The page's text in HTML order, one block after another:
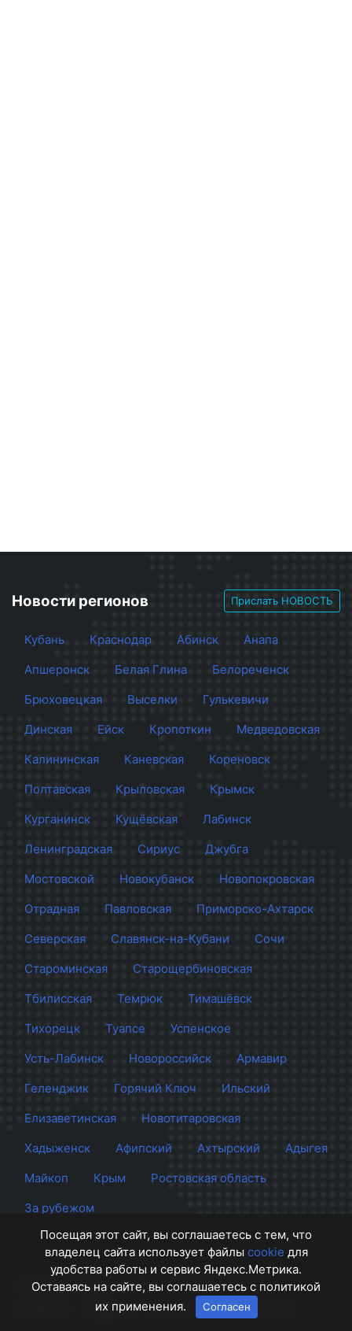
Новости регионов Прислать НОВОСТЬ
Кубань Краснодар Абинск
Анапа
Апшеронск
Белая Глина
Белореченск
Брюховецкая
Выселки
Гулькевичи
Динская
Ейск Кропоткин
Медведовская
Калининская
Каневская
Кореновск
Полтавская
Крыловская
Крымск
Курганинск
Кущёвская
Лабинск
Ленинградская
Сириус
Джубга
Мостовской
Новокубанск
Новопокровская
Отрадная
Павловская
Приморско-Ахтарск
Северская
Славянск-на-Кубани
Сочи
Староминская
Старощербиновская
Тбилисская
Темрюк
Тимашёвск
Тихорецк
Туапсе
Успенское
Усть-Лабинск
Новороссийск
Армавир
Геленджик
Горячий Ключ
Ильский
Елизаветинская
Новотитаровская
Хадыженск
Афипский Ахтырский
Адыгея
Майкоп
Крым
Ростовская область
За рубежом
Сайт Краснодара
© 2012 - 2026 СМИ Кубани
Правила Контакты Напишите нам
Посещая этот сайт, вы соглашаетесь с тем, что
владелец сайта использует файлы cookie для
удобства работы и сервис Яндекс.Метрика.
Оставаясь на сайте, вы соглашаетесь с политикой
их применения.
Согласен